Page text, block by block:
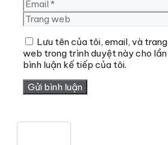
Trang
web
Lưu tên của tôi, email, và trang
web trong trình duyệt này cho lần
bình luận kế tiếp của tôi.